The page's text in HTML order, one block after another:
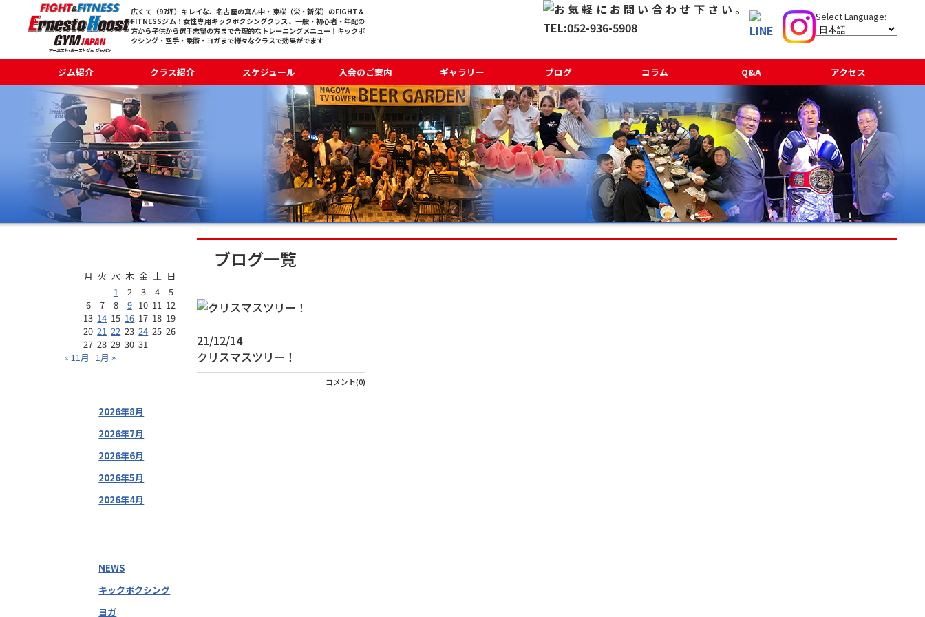
広くて（97坪）キレイな、名古屋の真ん中・東桜（栄・新栄）のFIGHT＆
FITNESSジム！女性専用キックボクシングクラス、一般・初心者・年配の
方から子供から選手志望の方まで合理的なトレーニングメニュー！キックボ
クシング・空手・柔術・ヨガまで様々なクラスで効果がでます
ジム紹介 クラス紹介 スケジュール 入会のご案内 ギャラリー ブログ コラム Q&A アクセス
ブログ一覧
21/12/14
クリスマスツリー！
コメント(0)
月 火 水 木 金 土 日
1
2 3 4
5
6
7 8 9 10 11 12
13 14 15 16 17 18 19
20 21 22 23 24 25 26
27 28 29 30 31
« 11月 1月 »
2026年8月
2026年7月
2026年6月
2026年5月
2026年4月
NEWS
キックボクシング
ヨガ